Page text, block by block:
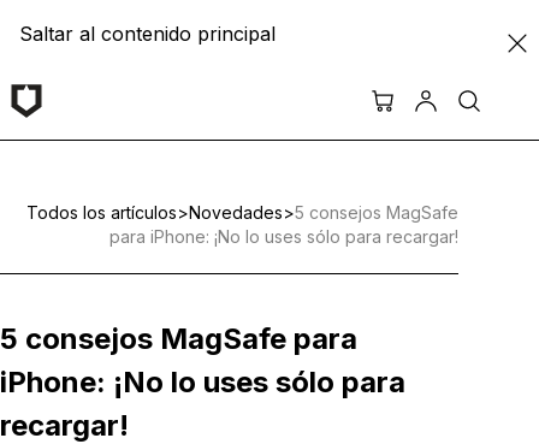
Saltar al contenido principal
Todos los artículos>Novedades>5 consejos MagSafe
para iPhone: ¡No lo uses sólo para recargar!
5 consejos MagSafe para
iPhone: ¡No lo uses sólo para
recargar!